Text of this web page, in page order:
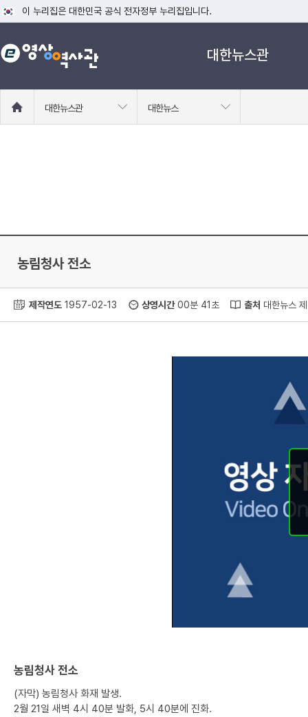
이 누리집은 대한민국 공식 전자정부 누리집입니다.
공식 누리집 주소 확인하기
go.kr 주소를 사용하는 누리집은 대한민국 정부기관이 관리하는 누리집입니
대한뉴스관
로
대한뉴스관 대한뉴스
농림청사 전소
제작연도 1957-02-13 상영시간00분 41초 출처 대한뉴스
농림청사 전소
(자막) 농림청사 화재 발생.
2월 21일 새벽 4시 40분 발화, 5시 40분에 진화.